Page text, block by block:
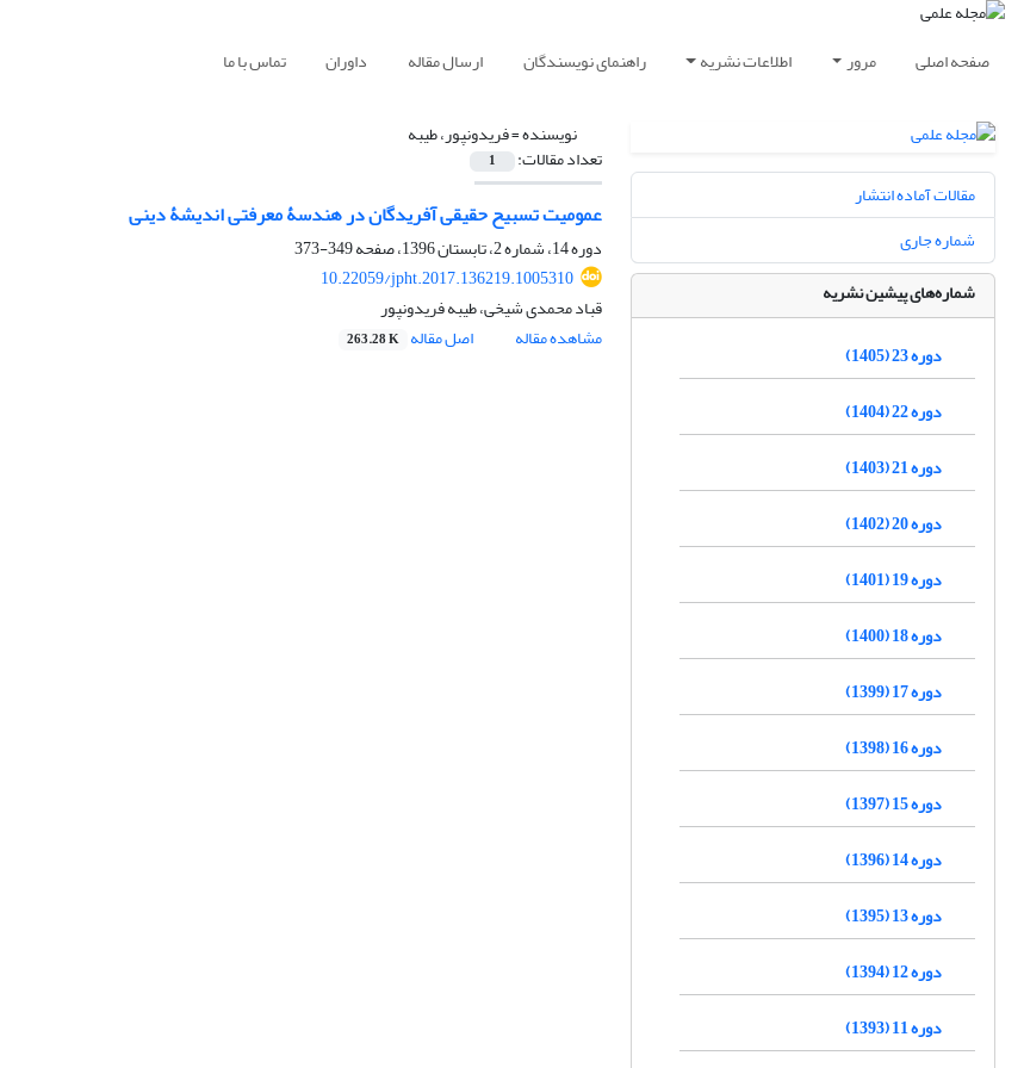
صفحه اصلی مرور اطلاعات نشریه راهنمای نویسندگان ارسال مقاله داوران تماس با ما
نویسنده =فریدونپور، طیبه
تعداد مقالات: 1
عمومیت تسبیح حقیقی آفریدگان در هندسۀ معرفتی اندیشۀ دینی
دوره 14، شماره 2، تابستان 1396، صفحه
349-373
10.22059/jpht.2017.136219.1005310
قباد محمدی شیخی، طیبه فریدونپور
مشاهده مقاله
اصل مقاله 263.28 K
مقالات آماده انتشار
شماره جاری
شماره‌های پیشین نشریه
دوره 23 (1405)
دوره 22 (1404)
دوره 21 (1403)
دوره 20 (1402)
دوره 19 (1401)
دوره 18 (1400)
دوره 17 (1399)
دوره 16 (1398)
دوره 15 (1397)
دوره 14 (1396)
دوره 13 (1395)
دوره 12 (1394)
دوره 11 (1393)